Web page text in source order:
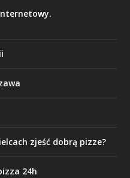
zjeść dobrą pizze?
24h